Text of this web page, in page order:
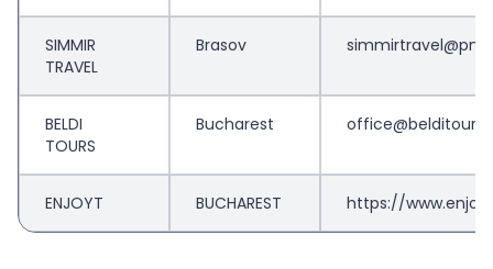
SIMMIR
TRAVEL
Brasov
BELDI
TOURS
Bucharest
ENJOYT BUCHAREST https://